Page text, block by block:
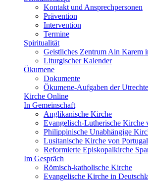
Kontakt und Ansprechpersonen
Prävention
Intervention
Termine
Spiritualität
Geistliches Zentrum Ain Karem
Liturgischer Kalender
Ökumene
Dokumente
Ökumene-Aufgaben der
Kirche Online
In Gemeinschaft
Anglikanische Kirche
Evangelisch-Lutherische Kirche
Philippinische Unabhängige
Lusitanische Kirche von Portugal
Reformierte Episkopalkirche
Im Gespräch
Römisch-katholische Kirche
Evangelische Kirche in